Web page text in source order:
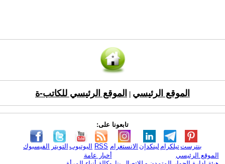
الموقع الرئيسي الموقع الرئيسي للكاتب-ة
تابعونا على:
الفيسبوك التويتر اليوتيوب RSS الانستغرام لينكدإن تيلكرامبنترست
الموقع الرئيسي
أخبار عامة